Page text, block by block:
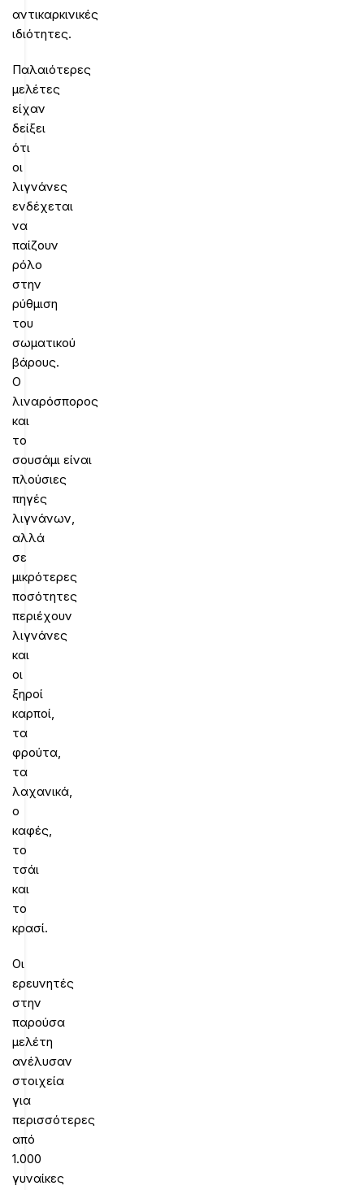
αντικαρκινικές
ιδιότητες.
Παλαιότερες
μελέτες
είχαν
δείξει
ότι
οι
λιγνάνες
ενδέχεται
να
παίζουν
ρόλο
στην
ρύθμιση
του
σωματικού
βάρους.
Ο
λιναρόσπορος
και
το
σουσάμι είναι
πλούσιες
πηγές
λιγνάνων,
αλλά
σε
μικρότερες
ποσότητες
περιέχουν
λιγνάνες
και
οι
ξηροί
καρποί,
τα
φρούτα,
τα
λαχανικά,
ο
καφές,
το
τσάι
και
το
κρασί.
Οι
ερευνητές
στην
παρούσα
μελέτη
ανέλυσαν
στοιχεία
για
περισσότερες
από
1.000
γυναίκες